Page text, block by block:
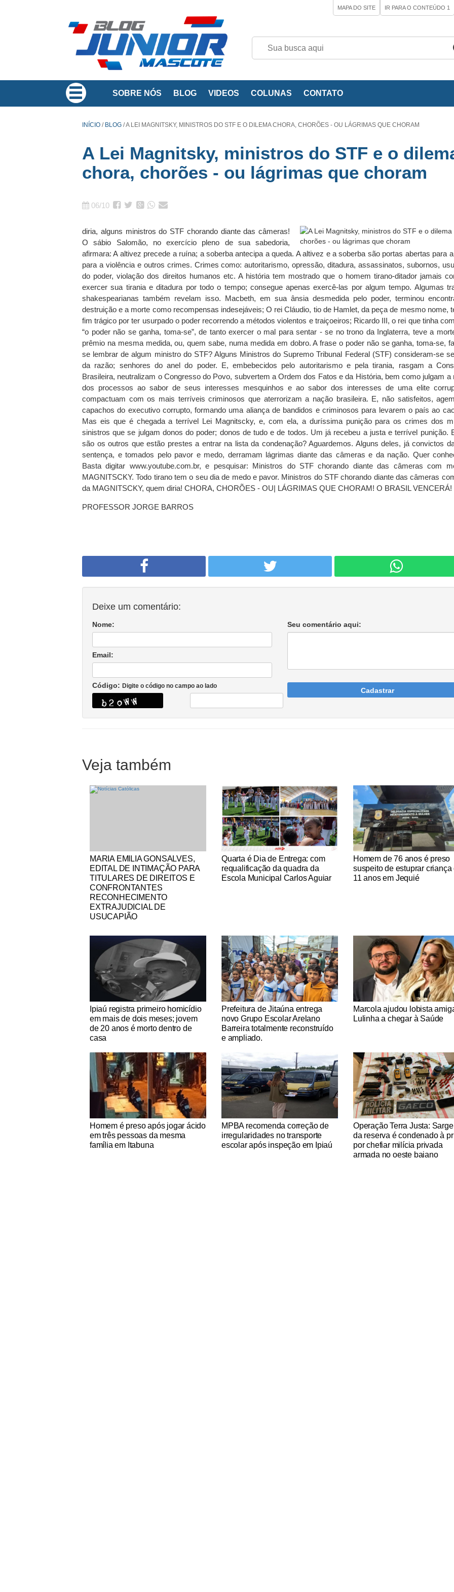
MAPA DO SITE IR PARA O CONTEÚDO 1
SOBRE NÓS BLOG VIDEOS COLUNAS CONTATO
INÍCIO / BLOG /A LEI MAGNITSKY, MINISTROS DO STF E O DILEMA CHORA, CHORÕES - OU LÁGRIMAS QUE CHORAM
A Lei Magnitsky, ministros do STF e o
chora, chorões - ou lágrimas que choram
06/10
diria, alguns ministros do STF chorando diante das câmeras!
O sábio Salomão, no exercício pleno de sua sabedoria,
afirmara: A altivez precede a ruína; a soberba antecipa a queda. A altivez e a soberba são portas abertas para
para a violência e outros crimes. Crimes como: autoritarismo, opressão, ditadura, assassinatos, subornos,
do poder, violação dos direitos humanos etc. A história tem mostrado que o homem tirano-ditador jamais
exercer sua tirania e ditadura por todo o tempo; consegue apenas exercê-las por algum tempo. Algumas
shakespearianas também revelam isso. Macbeth, em sua ânsia desmedida pelo poder, terminou
destruição e a morte como recompensas indesejáveis; O rei Cláudio, tio de Hamlet, da peça de mesmo nome,
fim trágico por ter usurpado o poder recorrendo a métodos violentos e traiçoeiros; Ricardo III, o rei que tinha
“o poder não se ganha, toma-se”, de tanto exercer o mal para sentar - se no trono da Inglaterra, teve a
prêmio na mesma medida, ou, quem sabe, numa medida em dobro. A frase o poder não se ganha, toma-se,
se lembrar de algum ministro do STF? Alguns Ministros do Supremo Tribunal Federal (STF) consideram-se
da razão; senhores do anel do poder. E, embebecidos pelo autoritarismo e pela tirania, rasgam a
Brasileira, neutralizam o Congresso do Povo, subvertem a Ordem dos Fatos e da História, bem como julgam a
dos processos ao sabor de seus interesses mesquinhos e ao sabor dos interesses de uma elite
compactuam com os mais terríveis criminosos que aterrorizam a nação brasileira. E, não satisfeitos,
capachos do executivo corrupto, formando uma aliança de bandidos e criminosos para levarem o país ao
Mas eis que é chegada a terrível Lei Magnitscky, e, com ela, a duríssima punição para os crimes dos
sinistros que se julgam donos do poder; donos de tudo e de todos. Um já recebeu a justa e terrível punição.
são os outros que estão prestes a entrar na lista da condenação? Aguardemos. Alguns deles, já convictos
sentença, e tomados pelo pavor e medo, derramam lágrimas diante das câmeras e da nação. Quer
Basta digitar www.youtube.com.br, e pesquisar: Ministros do STF chorando diante das câmeras com
MAGNITSCKY. Todo tirano tem o seu dia de medo e pavor. Ministros do STF chorando diante das câmeras
da MAGNITSCKY, quem diria! CHORA, CHORÕES - OU| LÁGRIMAS QUE CHORAM! O BRASIL VENCERÁ!
PROFESSOR JORGE BARROS
Deixe um comentário:
Nome:
Email:
Código: Digite o código no campo ao lado
Seu comentário aqui:
Cadastrar
Veja também
Notícias Católicas
MARIA EMILIA GONSALVES,
EDITAL DE INTIMAÇÃO PARA
TITULARES DE DIREITOS E
CONFRONTANTES
RECONHECIMENTO
EXTRAJUDICIAL DE
USUCAPIÃO
Notícias Católicas
Quarta é Dia de Entrega: com
requalificação da quadra da
Escola Municipal Carlos Aguiar
Notícias Católicas
Homem de 76 anos é preso
suspeito de estuprar criança
11 anos em Jequié
Notícias Católicas
Ipiaú registra primeiro homicídio
em mais de dois meses; jovem
de 20 anos é morto dentro de
casa
Notícias Católicas
Prefeitura de Jitaúna entrega
novo Grupo Escolar Arelano
Barreira totalmente reconstruído
e ampliado.
Notícias Católicas
Marcola ajudou lobista
Lulinha a chegar à Saúde
Notícias Católicas
Homem é preso após jogar ácido
em três pessoas da mesma
família em Itabuna
Notícias Católicas
MPBA recomenda correção de
irregularidades no transporte
escolar após inspeção em Ipiaú
Notícias Católicas
Operação Terra Justa:
da reserva é condenado à
por chefiar milícia privada
armada no oeste baiano